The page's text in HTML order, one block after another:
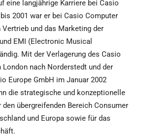
eine langjährige Karriere bei Casio
2001 war er bei Casio Computer
Vertrieb und das Marketing der
EMI (Electronic Musical
Mit der Verlagerung des Casio
London nach Norderstedt und der
Europe GmbH im Januar 2002
die strategische und konzeptionelle
übergreifenden Bereich Consumer
und Europa sowie für das